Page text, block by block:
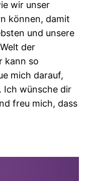
wir unser
können, damit
und unsere
der
kann so
mich darauf,
Ich wünsche dir
freu mich, dass